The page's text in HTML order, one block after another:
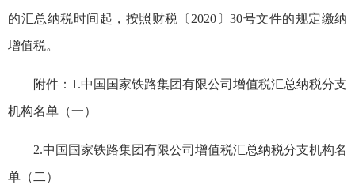
的汇总纳税时间起，按照财税〔2020〕30号文件的规定缴纳
增值税。
附件：1.中国国家铁路集团有限公司增值税汇总纳税分支
机构名单（一）
2.中国国家铁路集团有限公司增值税汇总纳税分支机构名
单（二）